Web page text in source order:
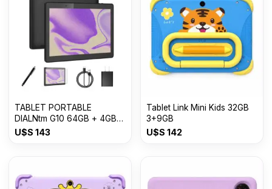
TABLET PORTABLE
DIALNtm G10 64GB + 4GB
10¨
U$S 143
Tablet Link Mini Kids 32GB
3+9GB
U$S 142